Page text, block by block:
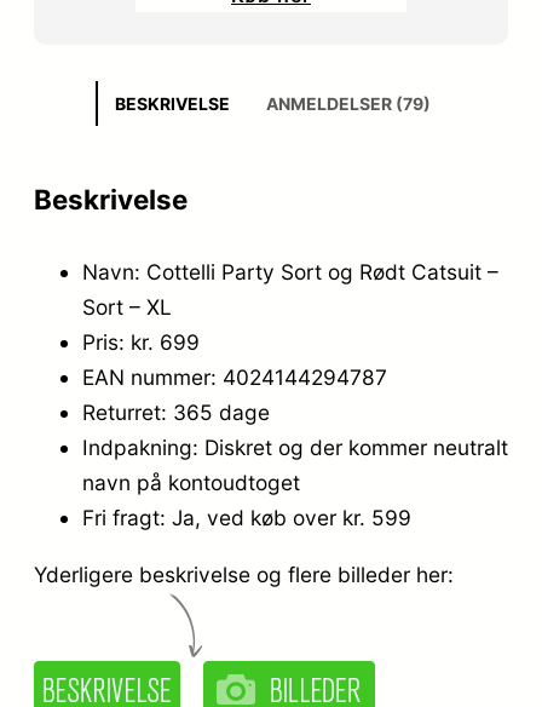
BESKRIVELSE ANMELDELSER (79)
Beskrivelse
Navn: Cottelli Party Sort og Rødt Catsuit –
Sort – XL
Pris: kr. 699
EAN nummer: 4024144294787
Returret: 365 dage
Indpakning: Diskret og der kommer neutralt
navn på kontoudtoget
Fri fragt: Ja, ved køb over kr. 599
Yderligere beskrivelse og flere billeder her: